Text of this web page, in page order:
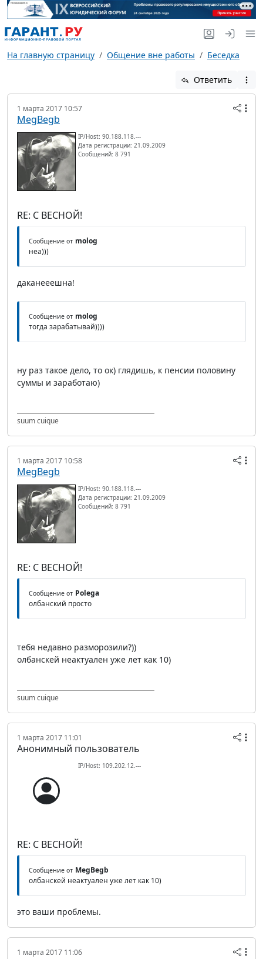
На главную страницу Общение вне работы Беседка
Ответить
1 марта 2017 10:57
MegBegb
IP/Host: 90.188.118.---
Дата регистрации: 21.09.2009
Сообщений: 8 791
RE: С ВЕСНОЙ!
Сообщение от molog
неа)))
даканееешна!
Сообщение от molog
тогда зарабатывай))))
ну раз такое дело, то ок) глядишь, к пенсии половину
суммы и заработаю)
suum cuique
1 марта 2017 10:58
MegBegb
IP/Host: 90.188.118.---
Дата регистрации: 21.09.2009
Сообщений: 8 791
RE: С ВЕСНОЙ!
Сообщение от Polega
олбанский просто
тебя недавно разморозили?))
олбанскей неактуален уже лет как 10)
suum cuique
1 марта 2017 11:01
Анонимный пользователь
IP/Host: 109.202.12.---
RE: С ВЕСНОЙ!
Сообщение от MegBegb
олбанскей неактуален уже лет как 10)
это ваши проблемы.
1 марта 2017 11:06